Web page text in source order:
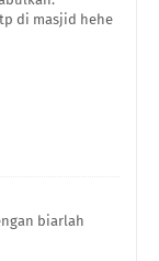
di masjid hehe
biarlah